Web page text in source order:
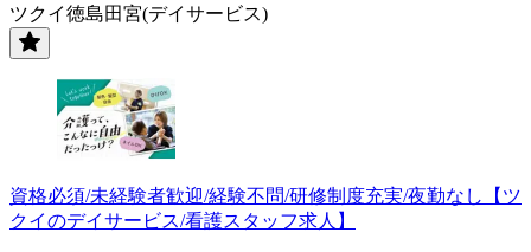
ツクイ徳島田宮(デイサービス)
資格必須/未経験者歓迎/経験不問/研修制度充実/夜勤なし【ツ
クイのデイサービス/看護スタッフ求人】